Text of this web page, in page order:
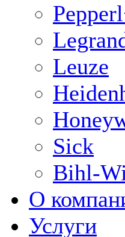
Leuze
Sick
Bihl-
О
Услуги